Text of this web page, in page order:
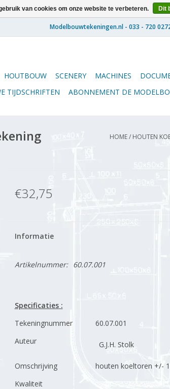
HOUTBOUW SCENERY MACHINES
TIJDSCHRIFTEN ABONNEMENT DE
HOME/ HOUTEN
€32,75
Informatie
Artikelnummer: 60.07.001
Specificaties :
Tekeningnummer
60.07.001
Auteur
G.J.H. Stolk
Omschrijving
houten koeltoren +/-
Kwaliteit
van cookies om onze website te verbeteren. Dit